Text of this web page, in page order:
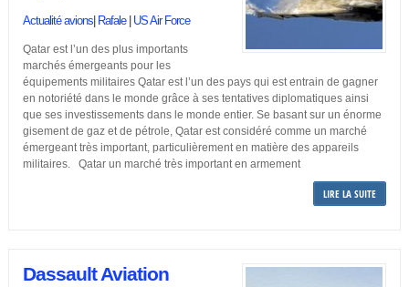
Actualité avions| Rafale| US Air Force
Qatar est l’un des plus importants
marchés émergeants pour les
équipements militaires Qatar est l’un des pays qui est entrain de gagner
en notoriété dans le monde grâce à ses tentatives diplomatiques ainsi
que ses investissements dans le monde entier. Se basant sur un énorme
gisement de gaz et de pétrole, Qatar est considéré comme un marché
émergeant très important, particulièrement en matière des appareils
militaires. Qatar un marché très important en armement
LIRE LA SUITE
Dassault Aviation